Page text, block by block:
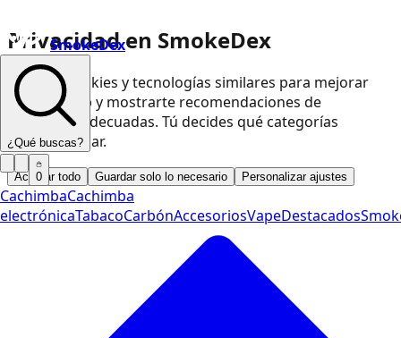
Privacidad en SmokeDex
Usamos cookies y tecnologías similares para mejorar
nuestra web y mostrarte recomendaciones de
productos adecuadas. Tú decides qué categorías
podemos usar.
Aceptar todo Guardar solo lo necesario Personalizar ajustes
SmokeDex
¿Qué buscas?
0
CachimbaCachimba
electrónicaTabacoCarbónAccesoriosVapeDestacados